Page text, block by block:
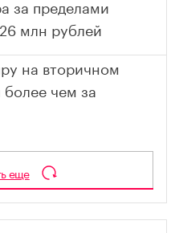
за пределами
млн рублей
на вторичном
чем за
еще